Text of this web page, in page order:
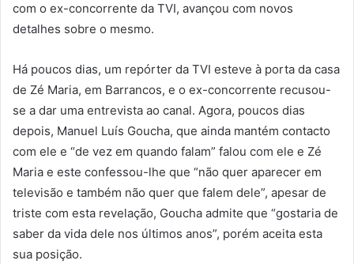
com o ex-concorrente da TVI, avançou com novos
detalhes sobre o mesmo.
Há poucos dias, um repórter da TVI esteve à porta da casa
de Zé Maria, em Barrancos, e o ex-concorrente recusou-
se a dar uma entrevista ao canal. Agora, poucos dias
depois, Manuel Luís Goucha, que ainda mantém contacto
com ele e “de vez em quando falam” falou com ele e Zé
Maria e este confessou-lhe que “não quer aparecer em
televisão e também não quer que falem dele”, apesar de
triste com esta revelação, Goucha admite que “gostaria de
saber da vida dele nos últimos anos”, porém aceita esta
sua posição.